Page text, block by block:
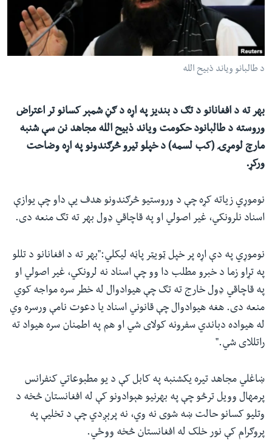
شئ
ځای
له مونږ سره په تماس کې پاتې شئ
د طالبانو ویاند ذبیح الله
بهر ته د افغانانو د تګ د بندیز په اړه د ګڼ شمېر کسانو تر اعتراض
وروسته د طالبانود حکومت ویاند ذبیح الله مجاهد نن سې شنبه
مارچ لومړۍ (کب لسمه) د خپلو تیرو څرګندونو په اړه وضاحت
ورکړ.
نوموړي زیاته کړه چې د وروستیو څرګندونو هدف یې داو چې یوازې
اسناد نلرونکي، غیر اصولي او په قاچاقي ډول بهر ته تګ منعه دی.
نوموړي په دې اړه پر خپل ټویټر پاڼه لیکلي:"بهر ته د افغانانو د تللو
په تړاو زما د خبرو مطلب دا وو چې اسناد نه لرونکي، غیر اصولي او
په قاچاقي ډول خارج ته تګ چې هیوادوال له خطر سره مواجه کوي
منعه دی. هغه هیوادوال چې قانوني اسناد یا دعوت نامې ورسره وي
له هیواده دباندي سفرونه کولای شي او هم په اطمنان سره هیواد ته
راتللای شي."
ښاغلي مجاهد تیره یکشنبه په کابل کې د یو مطبوعاتي کنفرانس
پرمهال وویل ترڅو چې په بهرنیو هېوادونو کې له افغانستان څخه د
وتلیو کسانو حالت ښه شوی نه وي، نه پرېږدي چې د تخلیې په
پروګرام کې نور خلک له افغانستان څخه ووځي.